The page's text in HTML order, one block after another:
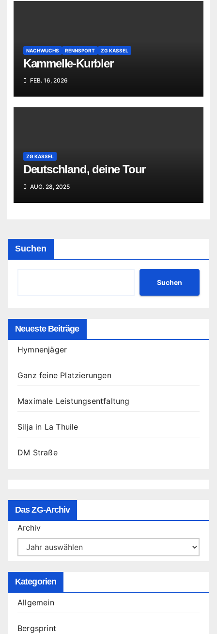
NACHWUCHS RENNSPORT ZG KASSEL
Kammelle-Kurbler
FEB. 16, 2026
ZG KASSEL
Deutschland, deine Tour
AUG. 28, 2025
Suchen
Suchen
Neueste Beiträge
Hymnenjäger
Ganz feine Platzierungen
Maximale Leistungsentfaltung
Silja in La Thuile
DM Straße
Das ZG-Archiv
Archiv
Kategorien
Allgemein
Bergsprint